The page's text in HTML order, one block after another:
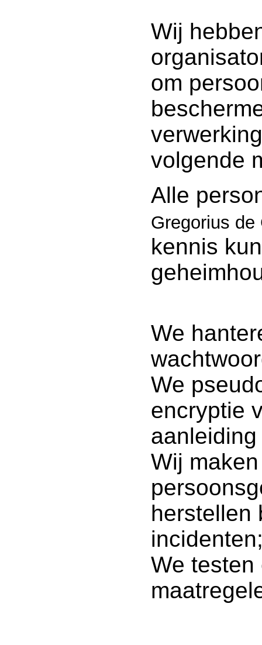
Wij
om
volgende
Alle
Gregorius
kennis
We
We
encryptie
Wij
herstellen
We testen